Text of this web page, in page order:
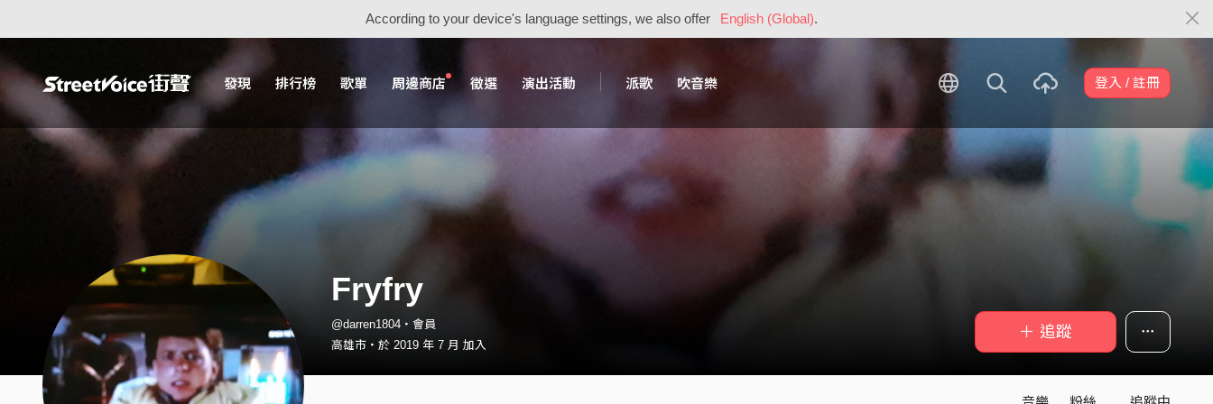
According to your device's language settings, we also offer English (Global).
發現 排行榜 歌單 周邊商店 徵選 演出活動 派歌 吹音樂 登入 / 註冊
Fryfry
@darren1804・會員
高雄市・於 2019 年 7 月 加入
＋ 追蹤